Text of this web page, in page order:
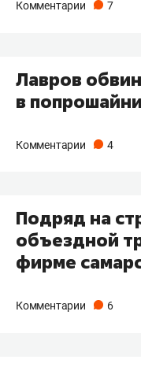
Комментарии 7
Лавров
в
Комментарии 4
Подряд на
объездной
фирме
Комментарии 6